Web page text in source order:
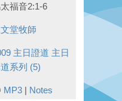
福音2:1-6
堂牧師
主日證道 主日
系列 (5)
MP3 | Notes